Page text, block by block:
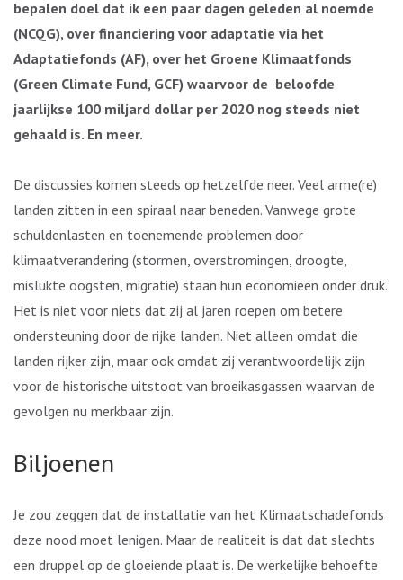
bepalen doel dat ik een paar dagen geleden al noemde
(NCQG), over financiering voor adaptatie via het
Adaptatiefonds (AF), over het Groene Klimaatfonds
(Green Climate Fund, GCF) waarvoor de beloofde
jaarlijkse 100 miljard dollar per 2020 nog steeds niet
gehaald is. En meer.
De discussies komen steeds op hetzelfde neer. Veel arme(re)
landen zitten in een spiraal naar beneden. Vanwege grote
schuldenlasten en toenemende problemen door
klimaatverandering (stormen, overstromingen, droogte,
mislukte oogsten, migratie) staan hun economieën onder druk.
Het is niet voor niets dat zij al jaren roepen om betere
ondersteuning door de rijke landen. Niet alleen omdat die
landen rijker zijn, maar ook omdat zij verantwoordelijk zijn
voor de historische uitstoot van broeikasgassen waarvan de
gevolgen nu merkbaar zijn.
Biljoenen
Je zou zeggen dat de installatie van het Klimaatschadefonds
deze nood moet lenigen. Maar de realiteit is dat dat slechts
een druppel op de gloeiende plaat is. De werkelijke behoefte